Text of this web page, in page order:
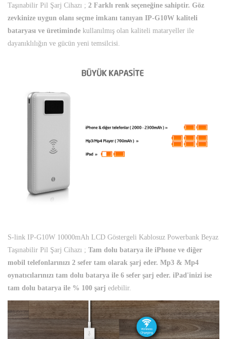
Taşınabilir Pil Şarj Cihazı ; 2 Farklı renk seçeneğine sahiptir. Göz
zevkinize uygun olanı seçme imkanı tanıyan IP-G10W kaliteli
bataryası ve üretiminde kullanılmış olan kaliteli mataryeller ile
dayanıklılığın ve gücün yeni temsilcisi.
S-link IP-G10W 10000mAh LCD Göstergeli Kablosuz Powerbank Beyaz
Taşınabilir Pil Şarj Cihazı ; Tam dolu batarya ile iPhone ve diğer
mobil telefonlarınızı 2 sefer tam olarak şarj eder. Mp3 & Mp4
oynatıcılarınızı tam dolu batarya ile 6 sefer şarj eder. iPad'inizi ise
tam dolu batarya ile % 100 şarj edebilir.